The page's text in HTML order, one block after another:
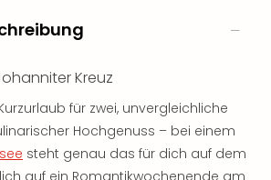
Kreuz
für zwei, unvergleichliche
Hochgenuss – bei einem
steht genau das für dich auf dem
auf ein Romantikwochenende am